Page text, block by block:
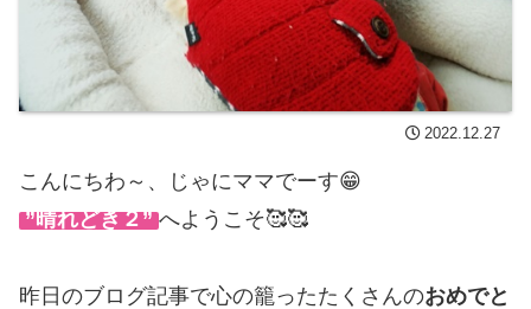
2022.12.27
こんにちわ～、じゃにママでーす😁
”晴れどき２” へようこそ🥰🥰
昨日のブログ記事で心の籠ったたくさんのおめでと